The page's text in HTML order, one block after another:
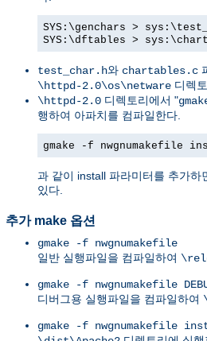
SYS:\genchars >
SYS:\dftables >
test_char.h와 chartables.c
\httpd-2.0\os\netware 디렉
\httpd-2.0 디렉토리에서 "
행하여 아파치를 컴파일한다.
gmake -f nwgnumakefile
과 같이 install 파라미터를 추가하
있다.
추가 make 옵션
gmake -f nwgnumakefile
일반 실행파일을 컴파일하여
gmake -f nwgnumakefile
디버그용 실행파일을 컴파일하여
gmake -f nwgnumakefile